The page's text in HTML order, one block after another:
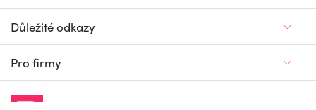
Důležité odkazy
Pro firmy